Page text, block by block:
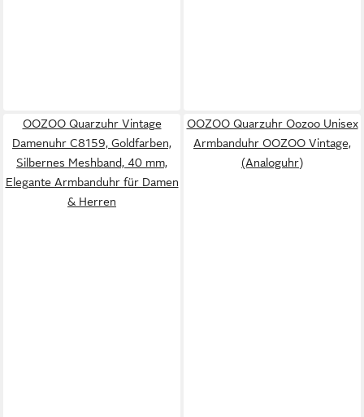
OOZOO Quarzuhr Vintage
Damenuhr C8159, Goldfarben,
Silbernes Meshband, 40 mm,
Elegante Armbanduhr für Damen
& Herren
OOZOO Quarzuhr Oozoo Unisex
Armbanduhr OOZOO Vintage,
(Analoguhr)